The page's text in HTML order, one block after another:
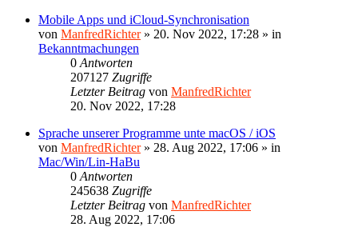
Mobile Apps und iCloud-Synchronisation
von ManfredRichter» 20. Nov 2022, 17:28 » in
Bekanntmachungen
0 Antworten
207127 Zugriffe
Letzter Beitrag von ManfredRichter
20. Nov 2022, 17:28
Sprache unserer Programme unte macOS / iOS
von ManfredRichter» 28. Aug 2022, 17:06 » in
Mac/Win/Lin-HaBu
0 Antworten
245638 Zugriffe
Letzter Beitrag von ManfredRichter
28. Aug 2022, 17:06